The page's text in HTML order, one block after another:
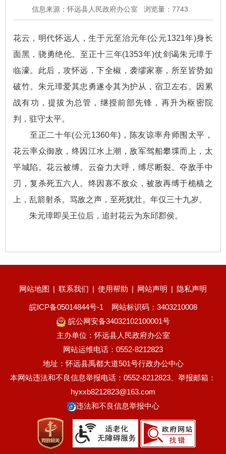
信息来源：怀远县人民政府办公室
浏览量： 7743
花云，明代怀远人，生于元至治元年(公元1321年)身长
面黑，骁勇绝伦。至正十三年(1353年)仗剑谒朱元璋于
临濠。此后，攻怀远，下全椒，袭缪家寨，所至皆势如
破竹。朱元璋爱其忠勇遂令其为护从，宿卫左右。因累
战有功，提拔为总管，继授前部先锋，再升为枢密院
判，驻守太平。
至正二十年(公元1360年)，陈友谅率舟师围太平，
花云率众御敌，终因江水上潮，敌军驾船攀堞而上，太
平城陷。花云被缚。云奋力大呼，缚尽断裂。夺敌手中
刃，复杀死五六人。终因寡不敌众，被敌再缚于桅樯之
上，乱箭射杀。骂敌之声，至死犹壮。年仅三十九岁。
朱元璋即吴王位后，追封花云为东邱郡侯。
网站地图 | 联系我们 | 使用帮助 | 网站声明 | 隐私声明
皖ICP备05014844号-1
网站标识码：3403210008
皖公网安备34032102100001号
主办单位：怀远县人民政府办公室
网站运维电话：0552-8212823
地址：怀远县禹都大道501号行政办公中心
本网站违法和不良信息举报电话：0552-8212823、举报邮箱：
hyxxb8212823@163.com
违法和不良信息举报中心